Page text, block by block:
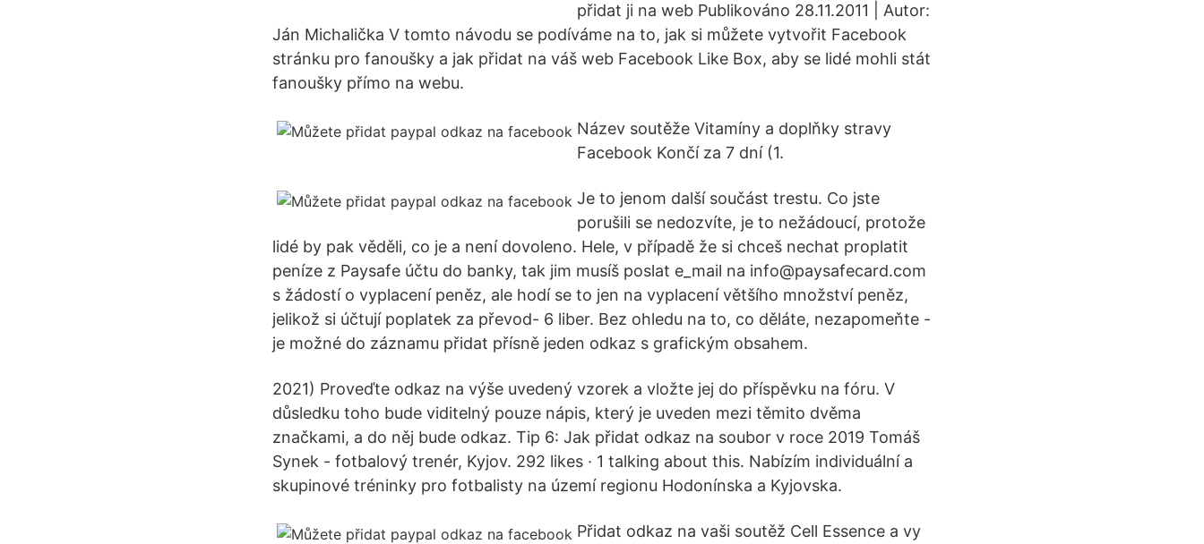
přidat ji na web Publikováno 28.11.2011 | Autor:
Ján Michalička V tomto návodu se podíváme na to, jak si můžete vytvořit Facebook
stránku pro fanoušky a jak přidat na váš web Facebook Like Box, aby se lidé mohli stát
fanoušky přímo na webu.
Název soutěže Vitamíny a doplňky stravy
Facebook Končí za 7 dní (1.
Je to jenom další součást trestu. Co jste
porušili se nedozvíte, je to nežádoucí, protože
lidé by pak věděli, co je a není dovoleno. Hele, v případě že si chceš nechat proplatit
peníze z Paysafe účtu do banky, tak jim musíš poslat e_mail na info@paysafecard.com
s žádostí o vyplacení peněz, ale hodí se to jen na vyplacení většího množství peněz,
jelikož si účtují poplatek za převod- 6 liber. Bez ohledu na to, co děláte, nezapomeňte -
je možné do záznamu přidat přísně jeden odkaz s grafickým obsahem.
2021) Proveďte odkaz na výše uvedený vzorek a vložte jej do příspěvku na fóru. V
důsledku toho bude viditelný pouze nápis, který je uveden mezi těmito dvěma
značkami, a do něj bude odkaz. Tip 6: Jak přidat odkaz na soubor v roce 2019 Tomáš
Synek - fotbalový trenér, Kyjov. 292 likes · 1 talking about this. Nabízím individuální a
skupinové tréninky pro fotbalisty na území regionu Hodonínska a Kyjovska.
Přidat odkaz na vaši soutěž Cell Essence a vy